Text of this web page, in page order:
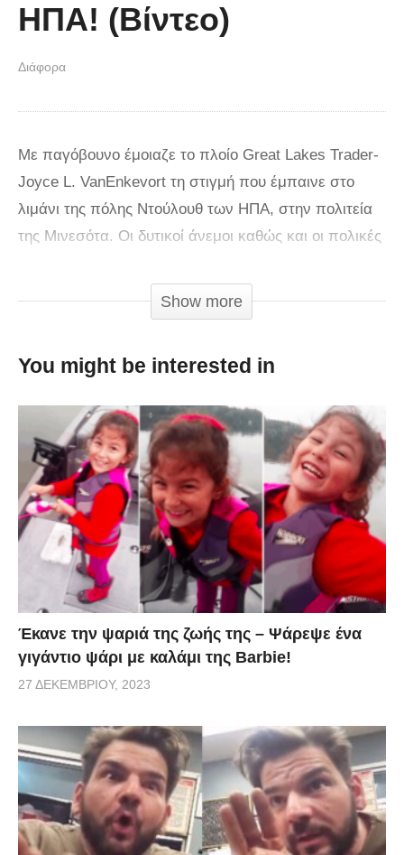
άτυχη μέρα στη δουλειά
ΗΠΑ! (Βίντεο)
Διάφορα
Με παγόβουνο έμοιαζε το πλοίο Great Lakes Trader-
Joyce L. VanEnkevort τη στιγμή που έμπαινε στο
λιμάνι της πόλης Ντούλουθ των ΗΠΑ, στην πολιτεία
της Μινεσότα. Οι δυτικοί άνεμοι καθώς και οι πολικές
έκαναν τους εξωτερικούς χώρους του πλοίου να
καλυφθούν με πάγο. Σύμφωνα με την μετεωρολογική
βαθμούς Κελσίου.
cnn.gr
Show more
You might be interested in
Έκανε την ψαριά της ζωής της – Ψάρεψε ένα
γιγάντιο ψάρι με καλάμι της Barbie!
27 ΔΕΚΕΜΒΡΊΟΥ, 2023